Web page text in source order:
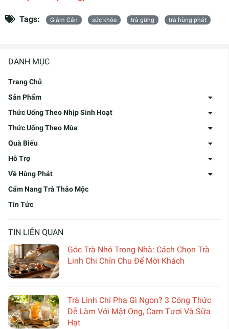
DANH MỤC
Trang Chủ
Sản Phẩm
Thức Uống Theo Nhịp Sinh Hoạt
Thức Uống Theo Mùa
Quà Biếu
Hỗ Trợ
Về Hùng Phát
Cẩm Nang Trà Thảo Mộc
Tin Tức
TIN LIÊN QUAN
Góc Trà Nhỏ Trong Nhà: Cách Chọn Trà
Linh Chi Chỉn Chu Để Mời Khách
Trà Linh Chi Pha Gì Ngon? 3 Công Thức
Dễ Làm Với Mật Ong, Cam Tươi Và Sữa
Hạt
Tags: Giảm Cân sức khỏe trà gừng trà hùng phát